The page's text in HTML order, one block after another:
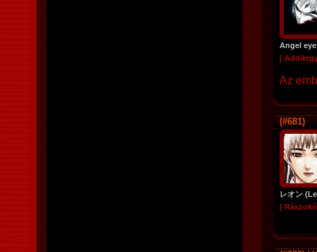
Angel
[
Az
(#681)
レオン
[